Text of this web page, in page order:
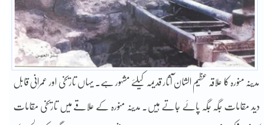
مدینہ منورہ کا علاقہ عظیم الشان آثار قدیمہ کیلئے مشہور ہے۔ یہاں تاریخی اور عمرانی قابل
دید مقامات جگہ جگہ پائے جاتے ہیں۔ مدینہ منورہ کے علاقے میں تاریخی مقامات